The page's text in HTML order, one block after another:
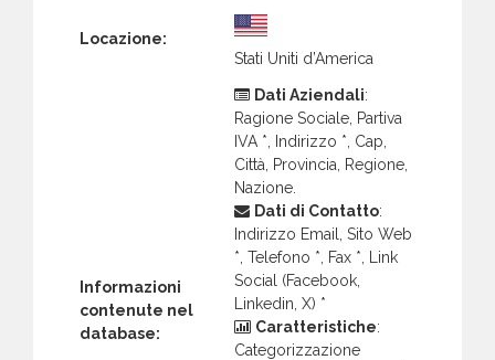
Locazione:
Stati Uniti d’America
Informazioni
contenute nel
database:
Dati Aziendali:
Ragione Sociale, Partiva
IVA *, Indirizzo *, Cap,
Città, Provincia, Regione,
Nazione.
Dati di Contatto:
Indirizzo Email, Sito Web
*, Telefono *, Fax *, Link
Social (Facebook,
Linkedin, X) *
Caratteristiche:
Categorizzazione